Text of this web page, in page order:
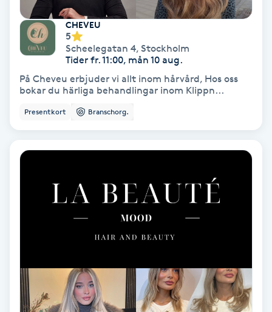
K18
Katun fransar
Kemisk peeling
Keratinbehandling
Kinesiologi
Kinesisk medicin
Klippning
CHEVEU
5
Scheelegatan 4, Stockholm
Tider fr. 11:00, mån 10 aug.
På Cheveu erbjuder vi allt inom hårvård, Hos oss
bokar du härliga behandlingar inom Klippn...
Presentkort Branschorg.